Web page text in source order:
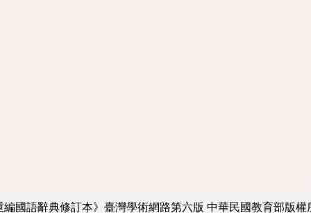
編國語辭典修訂本》臺灣學術網路第六版 中華民國教育部版權